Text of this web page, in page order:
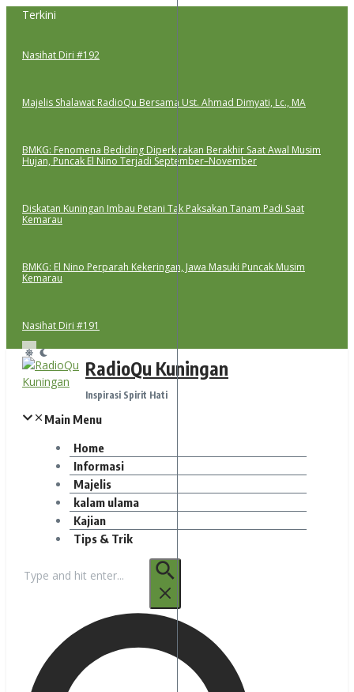
Lewati
Terkini
Nasihat Diri #192
Majelis Shalawat RadioQu Bersama Ust. Ahmad Dimyati, Lc., MA
BMKG: Fenomena Bediding Diperkirakan Berakhir Saat Awal Musim
Hujan, Puncak El Nino Terjadi September–November
Diskatan Kuningan Imbau Petani Tak Paksakan Tanam Padi Saat
Kemarau
BMKG: El Nino Perparah Kekeringan, Jawa Masuki Puncak Musim
Kemarau
Nasihat Diri #191
RadioQu Kuningan
Inspirasi Spirit Hati
Main Menu
Home
Informasi
Majelis
kalam ulama
Kajian
Tips & Trik
untuk: